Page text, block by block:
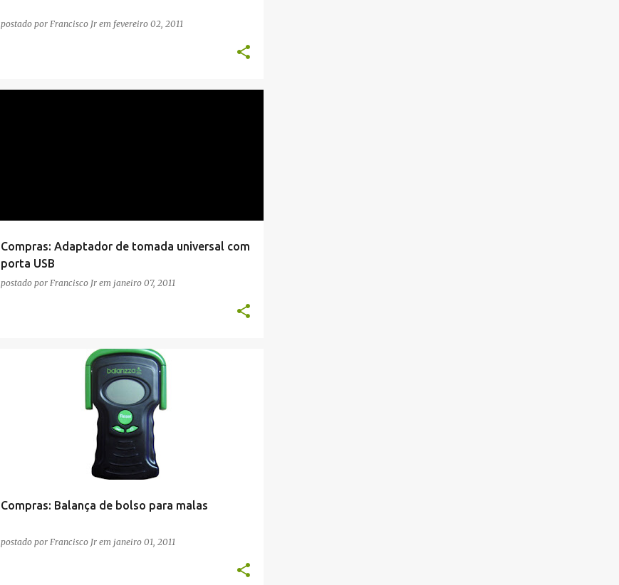
postado por Francisco Jr em fevereiro 02, 2011
Compras: Adaptador de tomada universal com
porta USB
postado por Francisco Jr em janeiro 07, 2011
Compras: Balança de bolso para malas
postado por Francisco Jr em janeiro 01, 2011